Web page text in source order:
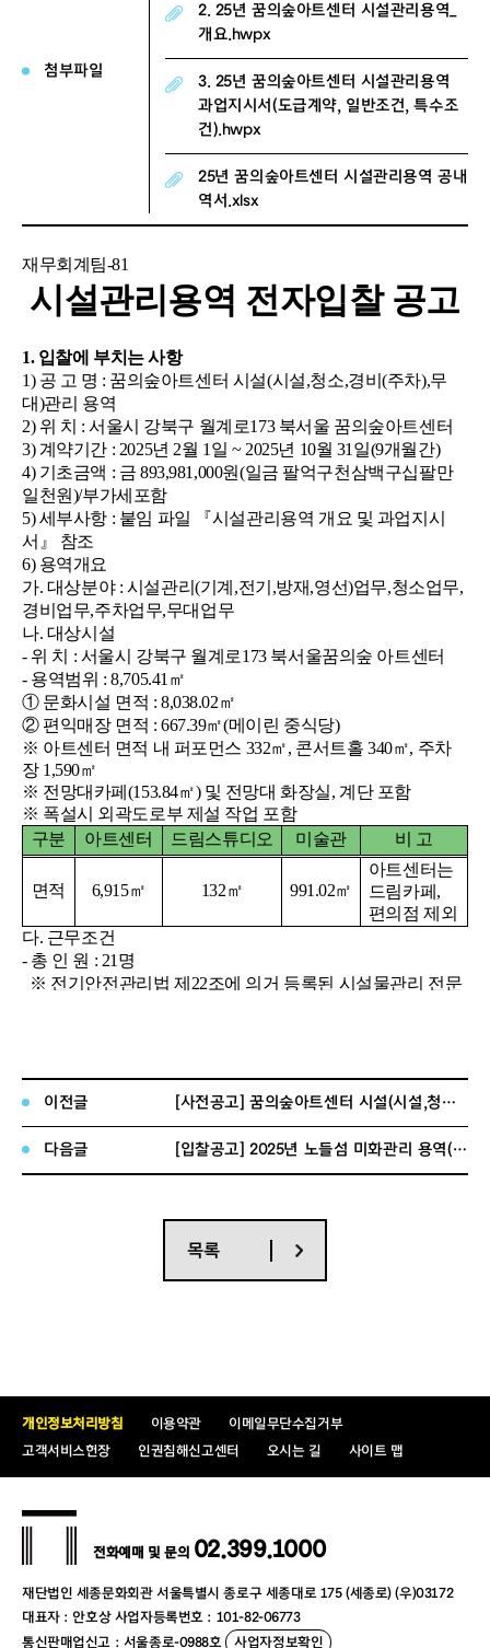
첨부파일
2. 25년 꿈의숲아트센터 시설관리용역_
개요.hwpx
3. 25년 꿈의숲아트센터 시설관리용역
과업지시서(도급계약, 일반조건, 특수조
건).hwpx
25년 꿈의숲아트센터 시설관리용역 공내
역서.xlsx
재무회계팀-81
시설관리용역 전자입찰 공고
1. 입찰에 부치는 사항
1) 공 고 명 : 꿈의숲아트센터 시설(시설,청소,경비(주차),무
대)관리 용역
2) 위 치 : 서울시 강북구 월계로173 북서울 꿈의숲아트센터
3)계약기간 : 2025년 2월 1 일 ~ 2025년 10월 31 일(9개월간)
4) 기초금액 : 금 893,981,000원(일금 팔억구천삼백구십팔만
일천원)/부가세포함
5)세부사항 : 붙임 파일 『시설관리용역 개요 및 과업지시
서 』 참조
6) 용역개요
가. 대상분야 : 시설관리(기계 ,전기 ,방재,영선)업무,청소업무,
경비업무,주차업무,무대업무
나. 대상시설
- 위 치 : 서울시 강북구 월계로173 북서울꿈의숲 아트센터
- 용역범위 : 8,705.41 ㎡
① 문화시설 면적 : 8,038.02㎡
② 편익매장 면적 : 667.39㎡(메이린 중식당)
※ 아트센터 면적 내 퍼포먼스 332㎡, 콘서트홀340㎡, 주차
장 1,590㎡
※ 전망대카페 (153.84㎡) 및 전망대 화장실,계단 포함
※ 폭설시 외곽도로부 제설 작업 포함
구분
아트센터 드림스튜디오 미술관 비 고
면적 6,915㎡ 132㎡ 991.02㎡
아트센터는
드림카페 ,
편의점 제외
다. 근무조건
- 총 인 원 : 21 명
※ 전기안전관리법 제 22조에 의거 등록된 시설물관리 전문
·주(야)간근무: 5명(무대실장(기계) 1명,무대조명2명,무대
음향2명)
2.
일반사항
본 입찰은 전자입찰로만 집행하며 한번 제출한 입찰서는
취소하거나 수정 할 수 없습니다.단,국가종합전자조달시스
하며,입찰결과 낙찰자가 면세사업자인 경우 낙찰금액에서
부가가치세를
차감한 금액을 계약금액으로 합니다
5)본 용역은 조달청에 등록한 업체가 입찰에 참가할 수 있으
역)을이용하여 제출하여야 하며
』에서 입찰서 제출을 반드시 확인 바람
라 개인인증서를 보유한 대표자( 또는사전에 등록된 입찰대
리인) 만이 입찰서 제출이 가능합니다.
이전글 [사전공고] 꿈의숲아트센터 시설(시설,청소,경비(주차, 무대)관리 용역(긴급)
다음글 [입찰공고] 2025년 노들섬 미화관리 용역(긴급)
목록
개인정보처리방침 이용약관
이메일무단수집거부
고객서비스헌장
인권침해신고센터 오시는 길 사이트 맵
재단법인 세종문화회관 서울특별시 종로구 세종대로 175 (세종로) (우)03172
대표자 : 안호상 사업자등록번호 : 101-82-06773
통신판매업신고 : 서울종로-0988호 사업자정보확인
전화예매 및 문의 02.399.1000